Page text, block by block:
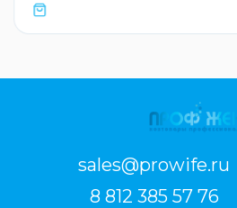
sales@prowife.ru
8 812 385 57 76